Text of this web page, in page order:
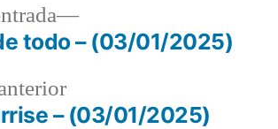
Entrada
anterior:
– (03/01/2025)
Siguiente
entrada:
todo – (03/01/2025)